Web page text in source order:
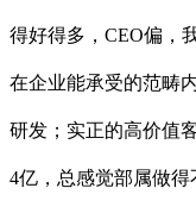
得好得多，CEO偏，
在企业能承受的范畴
研发；实正的高价值
4亿，总感觉部属做得